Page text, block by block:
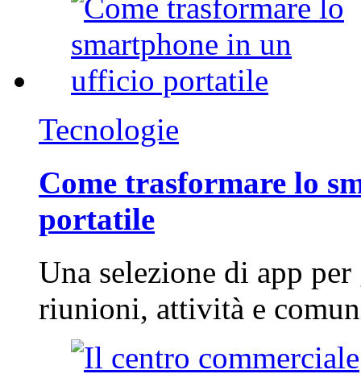
Tecnologie
Come trasformare lo
portatile
Una selezione di app
riunioni, attività e